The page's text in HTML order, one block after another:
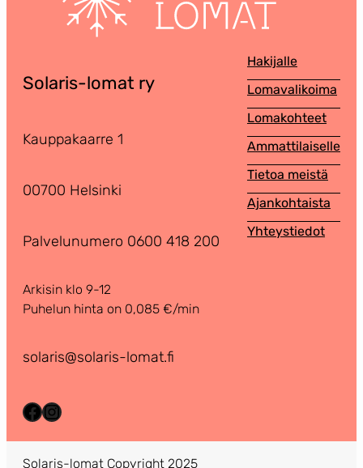
Solaris-lomat ry
Kauppakaarre 1
00700 Helsinki
Palvelunumero 0600 418 200
Arkisin klo 9-12
Puhelun hinta on 0,085 €/min
solaris@solaris-lomat.fi
Facebook
Instagram
Hakijalle
Lomavalikoima
Lomakohteet
Ammattilaiselle
Tietoa meistä
Ajankohtaista
Yhteystiedot
Solaris-lomat Copyright 2025